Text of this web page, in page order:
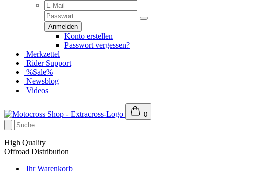
Konto erstellen
Passwort vergessen?
Merkzettel
Rider Support
%Sale%
Newsblog
Videos
0
High Quality
Offroad Distribution
Ihr Warenkorb